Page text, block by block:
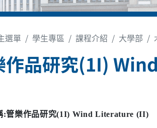
選單 學生專區 課程介紹 大學部
作品研究(1I)
:管樂作品研究(1I) Wind Literature (II)